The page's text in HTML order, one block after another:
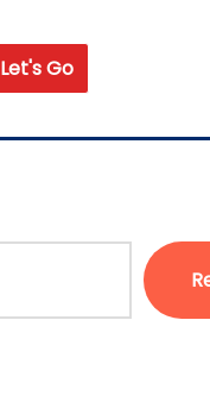
Let's Go